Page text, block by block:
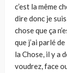
c’est la même
dire donc je
chose que ça
que j’ai parlé
la Chose, il y a
voudrez, face